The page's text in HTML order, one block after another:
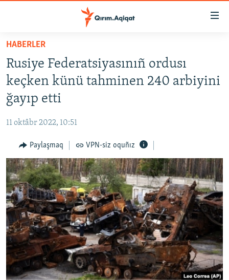
Esas
qaytmaq
Baş
navigatsiyağa
qaytmaq
Qıdıruvğa
SİYASET
İQTİSADİYAT
MEDENİYET
İNSAN AQLARI
VİDEO
SÜRET
BLOGLAR
FİKİR
Русский
Українською
HABERLER
Rusiye Federatsiyasınıñ ordusı
keçken künü tahminen 240 arbiyini
ğayıp etti
11 oktâbr 2022, 10:51
Paylaşmaq VPN-siz oquñız